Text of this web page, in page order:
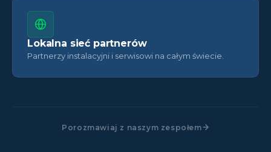
Lokalna sieć partnerów
Partnerzy instalacyjni i serwisowi na całym świecie.
Porozmawiaj z naszym zespołem